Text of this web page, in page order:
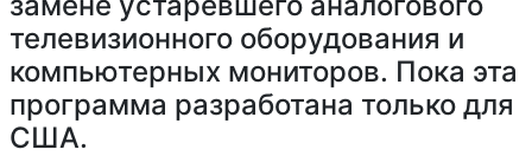
телевизионного оборудования и
компьютерных мониторов. Пока эта
программа разработана только для
США.